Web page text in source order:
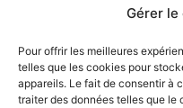
Gérer
Pour offrir les meilleures
telles que les cookies pour
appareils. Le fait de consentir à
traiter des données telles que le